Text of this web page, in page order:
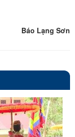
Báo Lạng Sơn